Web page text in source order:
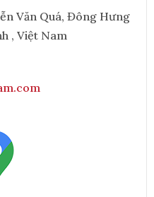
Văn Quá, Đông Hưng
, Việt Nam